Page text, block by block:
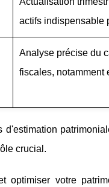
actifs indispensable
Analyse précise du
fiscales, notamment
crucial.
votre